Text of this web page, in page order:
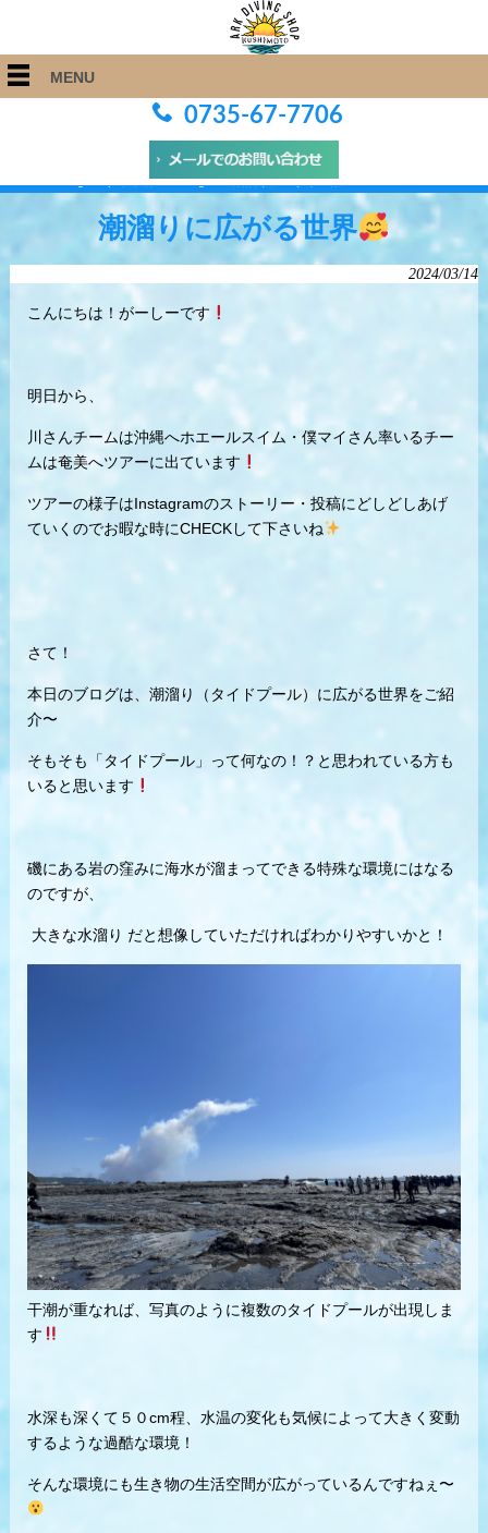
MENU
0735-67-7706
ARK Diving Shop 串本店 > Blog > 潮溜りに広がる世界
潮溜りに広がる世界
2024/03/14
こんにちは！がーしーです
明日から、
川さんチームは沖縄へホエールスイム・僕マイさん率いるチー
ムは奄美へツアーに出ています
ツアーの様子はInstagramのストーリー・投稿にどしどしあげ
ていくのでお暇な時にCHECKして下さいね
さて！
本日のブログは、潮溜り（タイドプール）に広がる世界をご紹
介〜
そもそも「タイドプール」って何なの！？と思われている方も
いると思います
磯にある岩の窪みに海水が溜まってできる特殊な環境にはなる
のですが、
大きな水溜り だと想像していただければわかりやすいかと！
干潮が重なれば、写真のように複数のタイドプールが出現しま
す
水深も深くて５０cm程、水温の変化も気候によって大きく変動
するような過酷な環境！
そんな環境にも生き物の生活空間が広がっているんですねぇ〜